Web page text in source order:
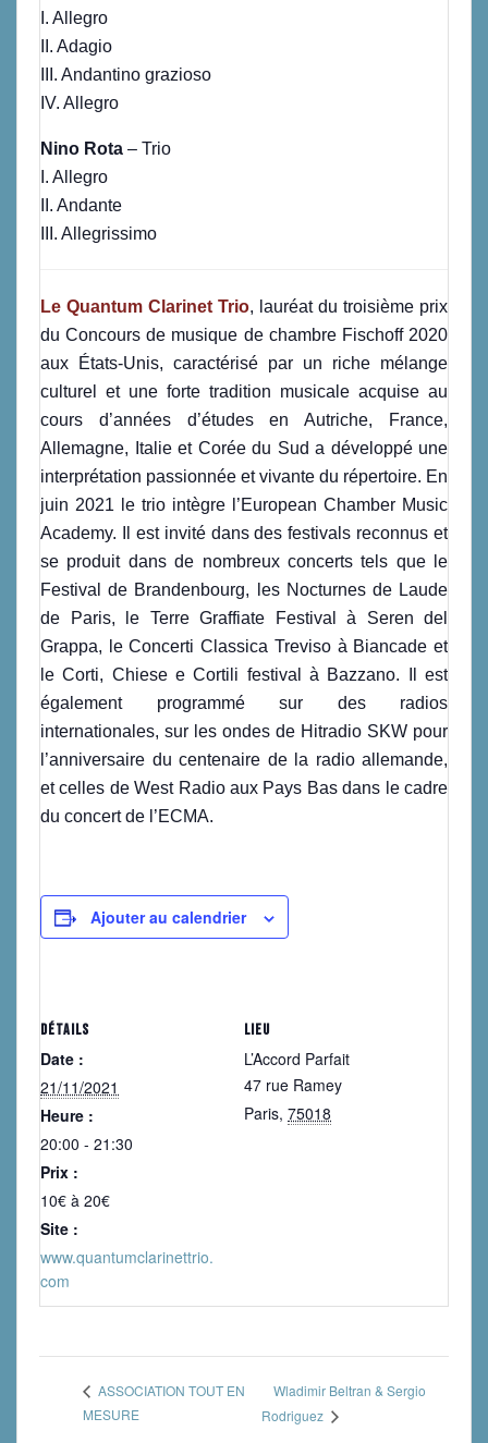
I. Allegro
II. Adagio
III. Andantino grazioso
IV. Allegro
Nino Rota – Trio
I. Allegro
II. Andante
III. Allegrissimo
Le Quantum Clarinet Trio, lauréat du troisième prix
du Concours de musique de chambre Fischoff 2020
aux États-Unis, caractérisé par un riche mélange
culturel et une forte tradition musicale acquise au
cours d’années d’études en Autriche, France,
Allemagne, Italie et Corée du Sud a développé une
interprétation passionnée et vivante du répertoire. En
juin 2021 le trio intègre l’European Chamber Music
Academy. Il est invité dans des festivals reconnus et
se produit dans de nombreux concerts tels que le
Festival de Brandenbourg, les Nocturnes de Laude
de Paris, le Terre Graffiate Festival à Seren del
Grappa, le Concerti Classica Treviso à Biancade et
le Corti, Chiese e Cortili festival à Bazzano. Il est
également programmé sur des radios
internationales, sur les ondes de Hitradio SKW pour
l’anniversaire du centenaire de la radio allemande,
et celles de West Radio aux Pays Bas dans le cadre
du concert de l’ECMA.
Ajouter au calendrier
DÉTAILS
Date :
21/11/2021
Heure :
20:00 - 21:30
Prix :
10€ à 20€
Site :
www.quantumclarinettrio.
com
LIEU
L’Accord Parfait
47 rue Ramey
Paris, 75018
ASSOCIATION TOUT EN
MESURE
Wladimir Beltran & Sergio
Rodriguez